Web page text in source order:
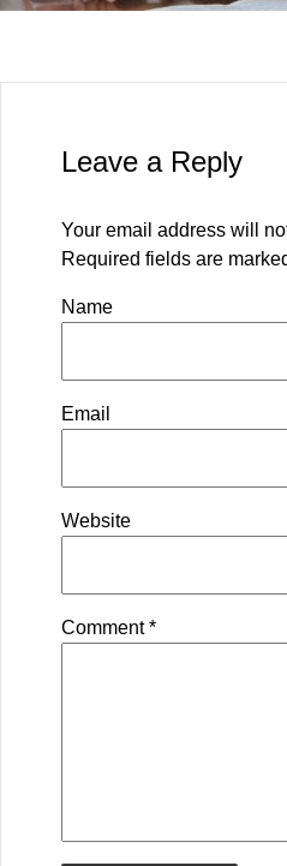
Leave a Reply
Your email address will
Required fields are
Name
Email
Website
Comment*